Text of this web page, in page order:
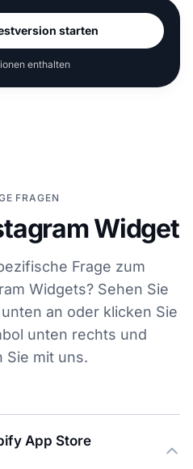
starten
enthalten
FRAGEN
Widget
Frage zum
Widgets? Sehen Sie
an oder klicken Sie
unten rechts und
Sie mit uns.
App Store